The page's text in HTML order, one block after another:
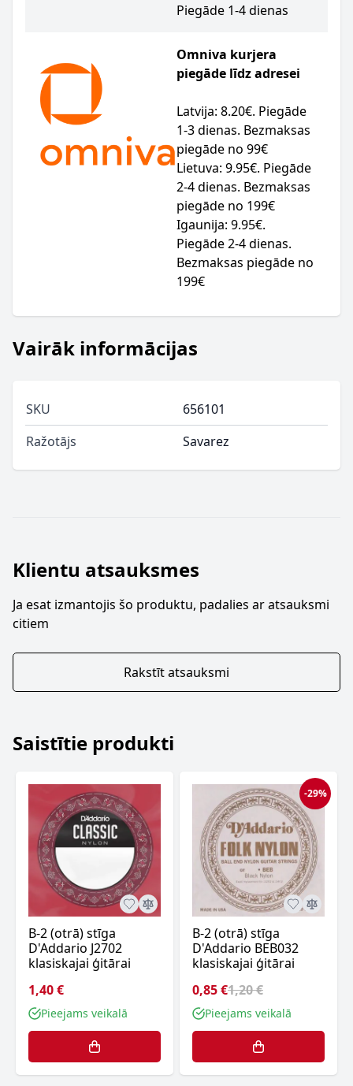
Piegāde 1-4 dienas
Omniva kurjera
piegāde līdz adresei
Latvija: 8.20€. Piegāde
1-3 dienas. Bezmaksas
piegāde no 99€
Lietuva: 9.95€. Piegāde
2-4 dienas. Bezmaksas
piegāde no 199€
Igaunija: 9.95€.
Piegāde 2-4 dienas.
Bezmaksas piegāde no
199€
Vairāk informācijas
SKU
656101
Ražotājs
Savarez
Klientu atsauksmes
Ja esat izmantojis šo produktu, padalies ar atsauksmi
citiem
Rakstīt atsauksmi
Saistītie produkti
B-2 (otrā) stīga
D'Addario J2702
klasiskajai ģitārai
1,40 €
Pieejams veikalā
-29%
B-2 (otrā) stīga
D'Addario BEB032
klasiskajai ģitārai
0,85 €1,20 €
Pieejams veikalā